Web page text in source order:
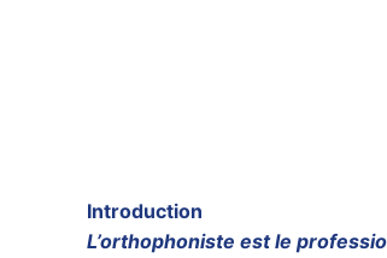
Introduction
L’orthophoniste est le